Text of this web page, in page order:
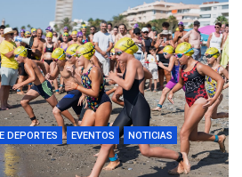
DEPORTES EVENTOS
NOTICIAS